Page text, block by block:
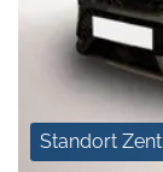
Standort